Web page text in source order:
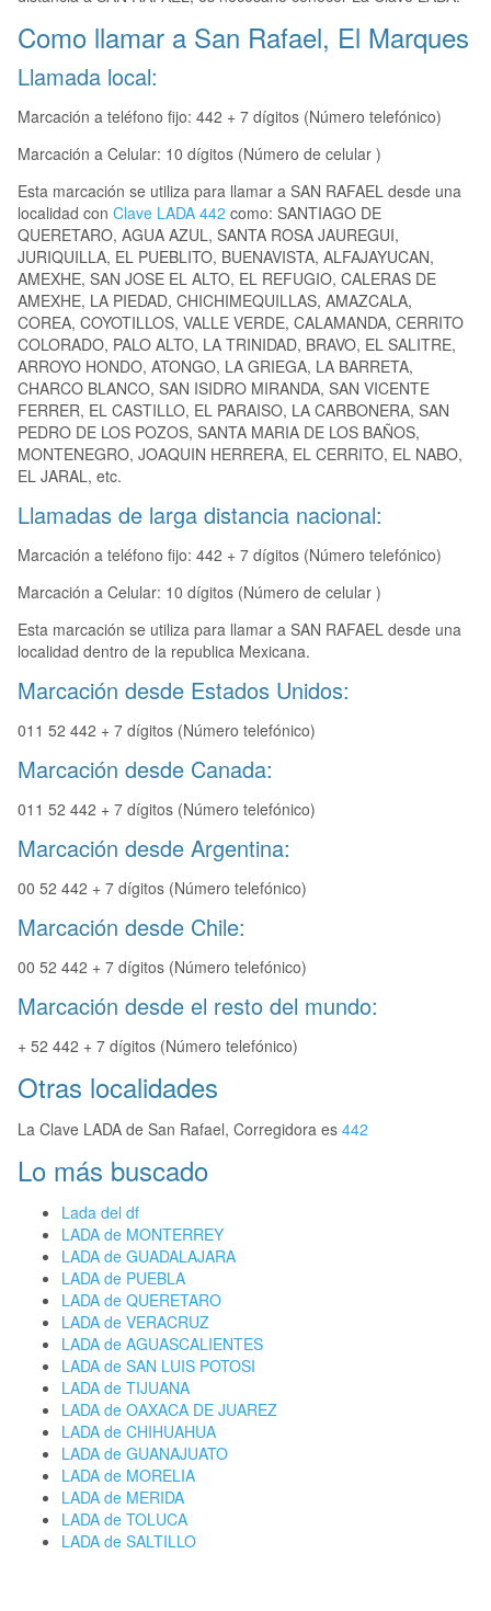
Como llamar a San Rafael, El Marques
Llamada local:
Marcación a teléfono fijo: 442 + 7 dígitos (Número telefónico)
Marcación a Celular: 10 dígitos (Número de celular )
Esta marcación se utiliza para llamar a SAN RAFAEL desde una
localidad con Clave LADA 442 como: SANTIAGO DE
QUERETARO, AGUA AZUL, SANTA ROSA JAUREGUI,
JURIQUILLA, EL PUEBLITO, BUENAVISTA, ALFAJAYUCAN,
AMEXHE, SAN JOSE EL ALTO, EL REFUGIO, CALERAS DE
AMEXHE, LA PIEDAD, CHICHIMEQUILLAS, AMAZCALA,
COREA, COYOTILLOS, VALLE VERDE, CALAMANDA, CERRITO
COLORADO, PALO ALTO, LA TRINIDAD, BRAVO, EL SALITRE,
ARROYO HONDO, ATONGO, LA GRIEGA, LA BARRETA,
CHARCO BLANCO, SAN ISIDRO MIRANDA, SAN VICENTE
FERRER, EL CASTILLO, EL PARAISO, LA CARBONERA, SAN
PEDRO DE LOS POZOS, SANTA MARIA DE LOS BAÑOS,
MONTENEGRO, JOAQUIN HERRERA, EL CERRITO, EL NABO,
EL JARAL, etc.
Llamadas de larga distancia nacional:
Marcación a teléfono fijo: 442 + 7 dígitos (Número telefónico)
Marcación a Celular: 10 dígitos (Número de celular )
Esta marcación se utiliza para llamar a SAN RAFAEL desde una
localidad dentro de la republica Mexicana.
Marcación desde Estados Unidos:
011 52 442 + 7 dígitos (Número telefónico)
Marcación desde Canada:
011 52 442 + 7 dígitos (Número telefónico)
Marcación desde Argentina:
00 52 442 + 7 dígitos (Número telefónico)
Marcación desde Chile:
00 52 442 + 7 dígitos (Número telefónico)
Marcación desde el resto del mundo:
+ 52 442 + 7 dígitos (Número telefónico)
Otras localidades
La Clave LADA de San Rafael, Corregidora es 442
Lo más buscado
Lada del df
LADA de MONTERREY
LADA de GUADALAJARA
LADA de PUEBLA
LADA de QUERETARO
LADA de VERACRUZ
LADA de AGUASCALIENTES
LADA de SAN LUIS POTOSI
LADA de TIJUANA
LADA de OAXACA DE JUAREZ
LADA de CHIHUAHUA
LADA de GUANAJUATO
LADA de MORELIA
LADA de MERIDA
LADA de TOLUCA
LADA de SALTILLO